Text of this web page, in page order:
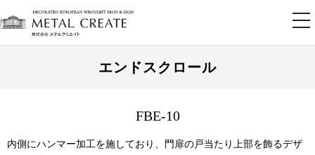
エンドスクロール
FBE-10
内側にハンマー加工を施しており、門扉の戸当たり上部を飾るデザ